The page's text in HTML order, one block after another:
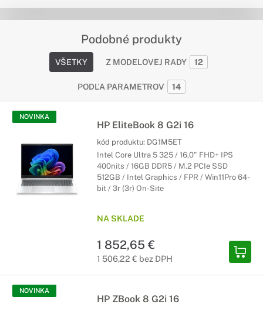
Podobné produkty
VŠETKY Z MODELOVEJ RADY 12
PODĽA PARAMETROV 14
NOVINKA
HP EliteBook 8 G2i 16
kód produktu: DG1M5ET
Intel Core Ultra 5 325 / 16,0" FHD+ IPS
400nits / 16GB DDR5 / M.2 PCIe SSD
512GB / Intel Graphics / FPR / Win11Pro 64-
bit / 3r (3r) On-Site
NA SKLADE
1 852,65 €
1 506,22 € bez DPH
NOVINKA
HP ZBook 8 G2i 16